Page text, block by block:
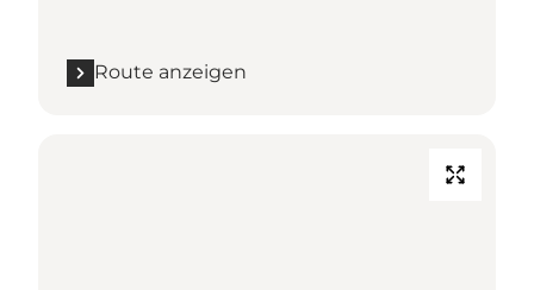
Route anzeigen